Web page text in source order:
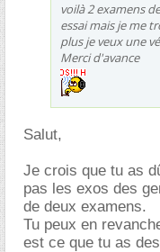
voilà 2 examens
essai mais je me
plus je veux une
Merci d'avance
Salut,
Je crois que tu as
pas les exos des
de deux examens.
Tu peux en
est ce que tu as